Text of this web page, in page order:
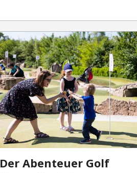
Der Abenteuer Golf